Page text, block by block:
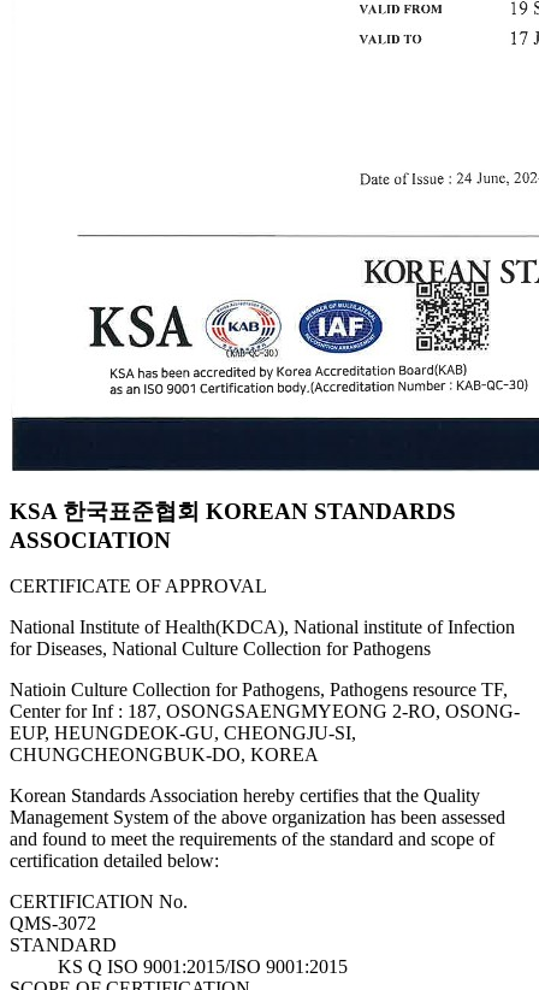
KSA 한국표준협회 KOREAN STANDARDS
ASSOCIATION
CERTIFICATE OF APPROVAL
National Institute of Health(KDCA), National institute of Infection
for Diseases, National Culture Collection for Pathogens
Natioin Culture Collection for Pathogens, Pathogens resource TF,
Center for Inf : 187, OSONGSAENGMYEONG 2-RO, OSONG-
EUP, HEUNGDEOK-GU, CHEONGJU-SI,
CHUNGCHEONGBUK-DO, KOREA
Korean Standards Association hereby certifies that the Quality
Management System of the above organization has been assessed
and found to meet the requirements of the standard and scope of
certification detailed below:
CERTIFICATION No.
QMS-3072
STANDARD
KS Q ISO 9001:2015/ISO 9001:2015